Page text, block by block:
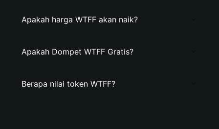
Apakah harga WTFF akan naik?
Apakah Dompet WTFF Gratis?
Berapa nilai token WTFF?